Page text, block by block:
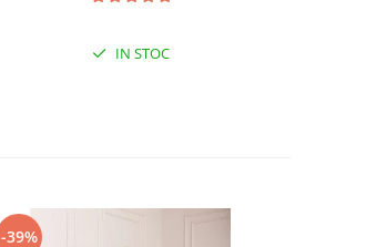
IN STOC
-39%